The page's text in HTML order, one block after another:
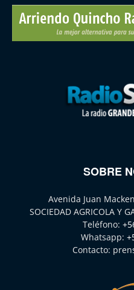
SOBRE
Avenida Juan
SOCIEDAD AGRICOLA Y
Teléfono:
Whatsapp:
Contacto: